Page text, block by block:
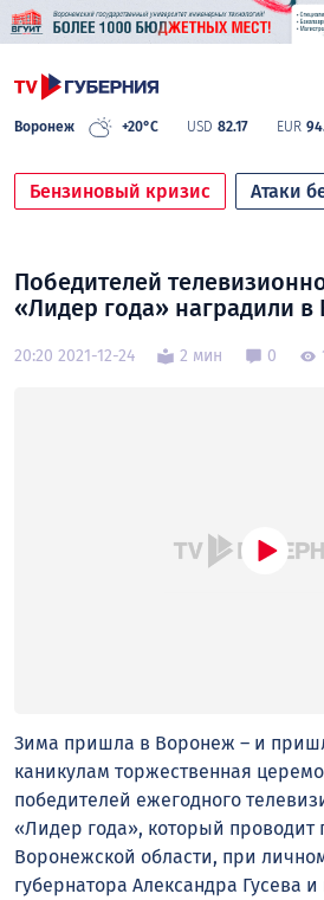
Воронеж +20°C USD 82.17 EUR
Бензиновый кризис Атаки
Победителей
«Лидер года» наградили
20:20 2021-12-24 2 мин 0
Зима пришла в Воронеж – и
каникулам торжественная
победителей ежегодного
«Лидер года», который проводит
Воронежской области, при
губернатора Александра Гусева